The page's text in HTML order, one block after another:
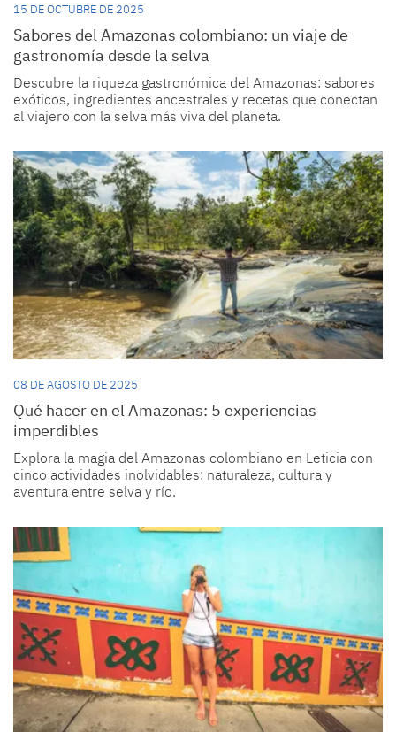
15 DE OCTUBRE DE 2025
Sabores del Amazonas colombiano: un viaje de
gastronomía desde la selva
Descubre la riqueza gastronómica del Amazonas: sabores
exóticos, ingredientes ancestrales y recetas que conectan
al viajero con la selva más viva del planeta.
08 DE AGOSTO DE 2025
Qué hacer en el Amazonas: 5 experiencias
imperdibles
Explora la magia del Amazonas colombiano en Leticia con
cinco actividades inolvidables: naturaleza, cultura y
aventura entre selva y río.